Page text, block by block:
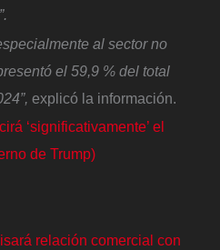
al sector no
el 59,9 % del total
explicó la información.
‘significativamente’ el
de Trump)
relación comercial con